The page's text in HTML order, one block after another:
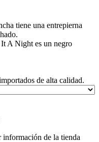
tiene una entrepierna
A Night es un negro
de alta calidad.
información de la tienda